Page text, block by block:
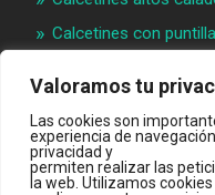
Valoramos tu
Las cookies son
experiencia de
privacidad y
permiten realizar las
la web. Utilizamos
Calcetines con puntilla
Materias primeras
Videos
Quiénes somos